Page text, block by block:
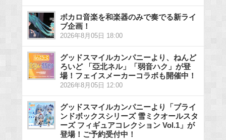
ボカロ音楽を和楽器のみで奏でる新ライ
ブ企画！
2026年8月05日 18:00
グッドスマイルカンパニーより、ねんど
ろいど 「亞北ネル」「弱音ハク」が登
場！フェイスメーカーコラボも開催中！
2026年8月05日 12:00
グッドスマイルカンパニーより「ブライ
ンドボックスシリーズ 雪ミクオールスタ
ーズ フィギュアコレクション Vol.1」が
登場！ご予約受付中！